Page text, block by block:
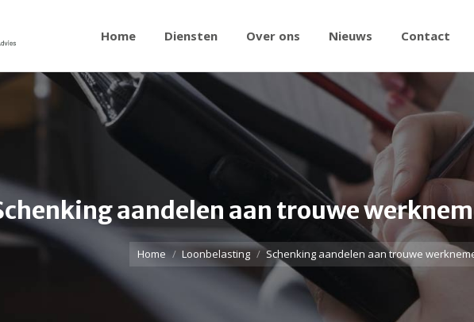
Home Diensten Over ons Nieuws Contact
aandelen aan trouwe
Home Loonbelasting Schenking aandelen aan trouwe